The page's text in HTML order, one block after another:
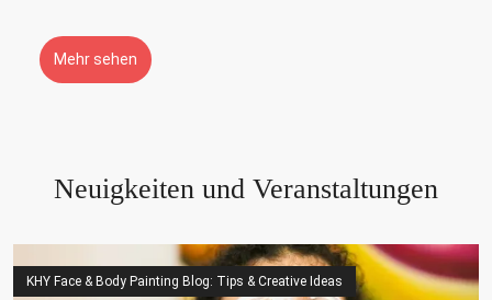
Mehr sehen
Neuigkeiten und Veranstaltungen
KHY Face & Body Painting Blog: Tips & Creative Ideas